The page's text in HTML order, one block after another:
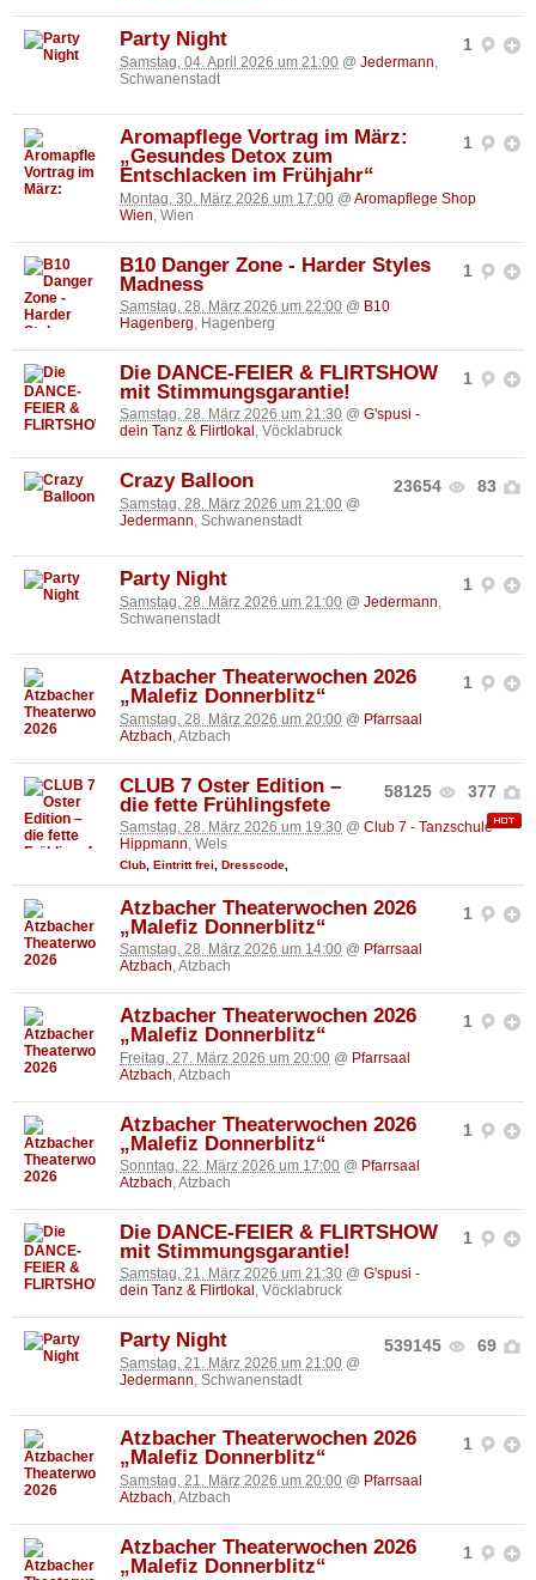
1
Party Night
Samstag, 04. April 2026 um 21:00 @ Jedermann
Schwanenstadt
1
Aromapflege Vortrag im März:
„Gesundes Detox zum
Entschlacken im Frühjahr“
Montag, 30. März 2026 um 17:00 @ Aromapflege Shop
Wien , Wien
1
B10 Danger Zone - Harder Styles
Madness
Samstag, 28. März 2026 um 22:00 @ B10
Hagenberg, Hagenberg
1
Die DANCE-FEIER & FLIRTSHOW
mit Stimmungsgarantie!
Samstag, 28. März 2026 um 21:30 @ G'spusi -
dein Tanz & Flirtlokal , Vöcklabruck
23654 83
Crazy Balloon
Samstag, 28. März 2026 um 21:00 @
Jedermann , Schwanenstadt
1
Party Night
Samstag, 28. März 2026 um 21:00 @ Jedermann
Schwanenstadt
1
Atzbacher Theaterwochen 2026
„Malefiz Donnerblitz“
Samstag, 28. März 2026 um 20:00 @ Pfarrsaal
Atzbach , Atzbach
58125 377
CLUB 7 Oster Edition –
die fette Frühlingsfete
Samstag, 28. März 2026 um 19:30 @ Club 7 - Tanzschule
Hippmann, Wels
Club Eintritt frei Dresscode
1
Atzbacher Theaterwochen 2026
„Malefiz Donnerblitz“
Samstag, 28. März 2026 um 14:00 @ Pfarrsaal
Atzbach, Atzbach
1
Atzbacher Theaterwochen 2026
„Malefiz Donnerblitz“
Freitag, 27. März 2026 um 20:00 @ Pfarrsaal
Atzbach , Atzbach
1
Atzbacher Theaterwochen 2026
„Malefiz Donnerblitz“
Sonntag, 22. März 2026 um 17:00 @ Pfarrsaal
Atzbach, Atzbach
1
Die DANCE-FEIER & FLIRTSHOW
mit Stimmungsgarantie!
Samstag, 21. März 2026 um 21:30 @ G'spusi -
dein Tanz & Flirtlokal , Vöcklabruck
539145 69
Party Night
Samstag, 21. März 2026 um 21:00 @
Jedermann , Schwanenstadt
1
Atzbacher Theaterwochen 2026
„Malefiz Donnerblitz“
Samstag, 21. März 2026 um 20:00 @ Pfarrsaal
Atzbach , Atzbach
1
Atzbacher Theaterwochen 2026
„Malefiz Donnerblitz“